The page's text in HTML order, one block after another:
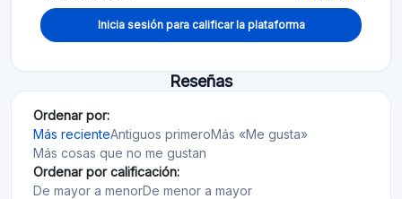
Inicia sesión para calificar la plataforma
Reseñas
Ordenar por:
Más recienteAntiguos primeroMás «Me gusta»
Más cosas que no me gustan
Ordenar por calificación:
De mayor a menorDe menor a mayor